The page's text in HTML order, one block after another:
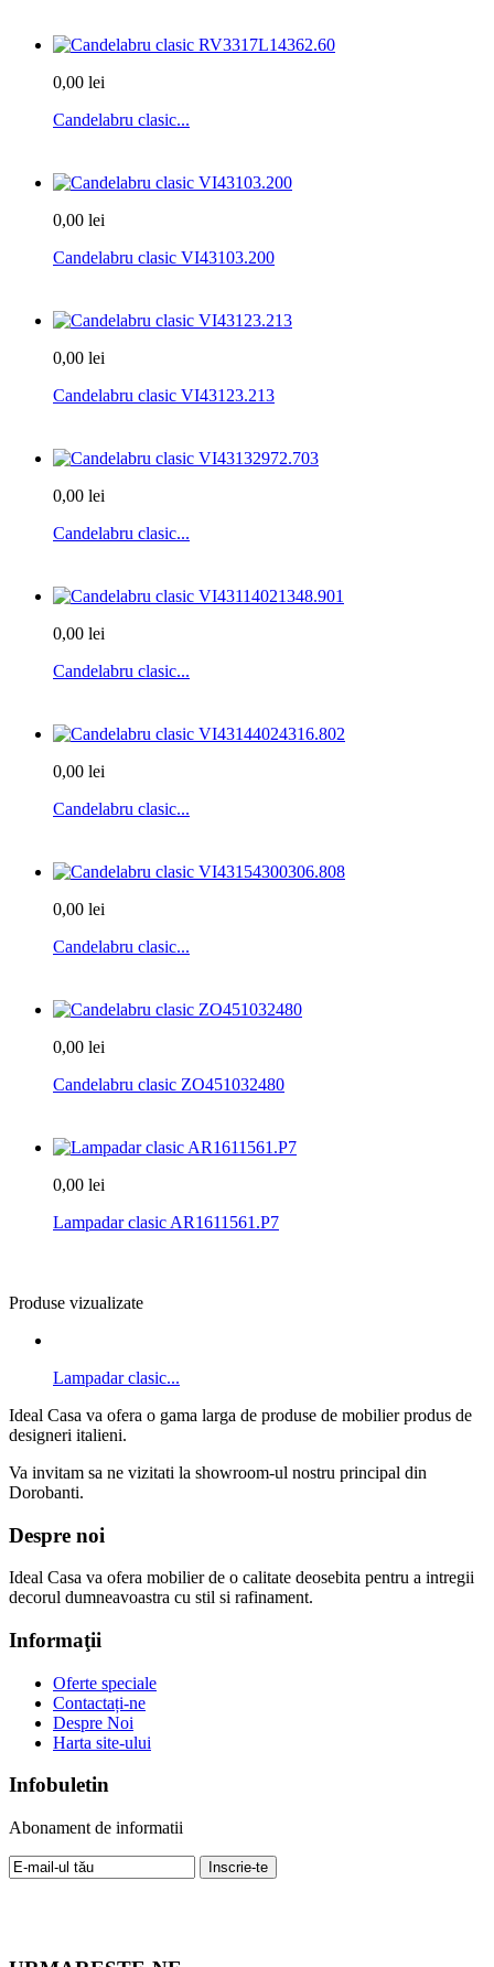
0,00 lei
Candelabru clasic...
0,00 lei
Candelabru clasic VI43103.200
0,00 lei
Candelabru clasic VI43123.213
0,00 lei
Candelabru clasic...
0,00 lei
Candelabru clasic...
0,00 lei
Candelabru clasic...
0,00 lei
Candelabru clasic...
0,00 lei
Candelabru clasic ZO451032480
0,00 lei
Lampadar clasic AR1611561.P7
Produse vizualizate
Lampadar clasic...
Ideal Casa va ofera o gama larga de produse de mobilier produs de
designeri italieni.
Va invitam sa ne vizitati la showroom-ul nostru principal din
Dorobanti.
Despre noi
Ideal Casa va ofera mobilier de o calitate deosebita pentru a intregii
decorul dumneavoastra cu stil si rafinament.
Informaţii
Oferte speciale
Contactați-ne
Despre Noi
Harta site-ului
Infobuletin
Abonament de informatii